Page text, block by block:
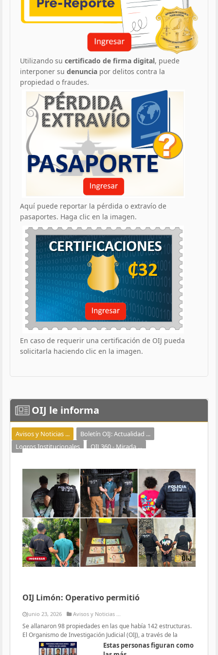
Utilizando su certificado de firma digital, puede
interponer su denuncia por delitos contra la
propiedad o fraudes.
Aquí puede reportar la pérdida o extravío de
pasaportes. Haga clic en la imagen.
En caso de requerir una certificación de OIJ pueda
solicitarla haciendo clic en la imagen.
OIJ le informa
Avisos y Noticias ...
Boletín OIJ: Actualidad ...
Logros Institucionales
OIJ 360 - Mirada ...
OIJ Limón: Operativo permitió
Junio 23, 2026 Avisos y Noticias ...
Se allanaron 98 propiedades en las que había 142 estructuras.
El Organismo de Investigación Judicial (OIJ), a través de la
Estas personas figuran como